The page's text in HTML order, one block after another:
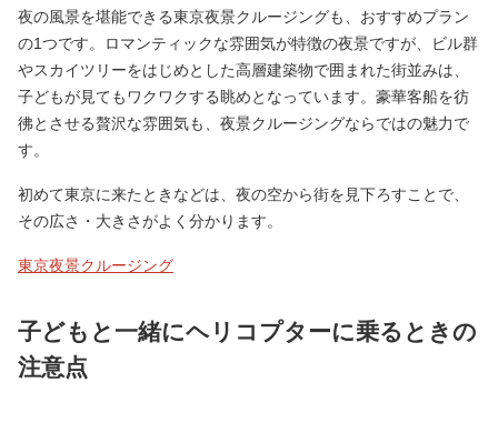
夜の風景を堪能できる東京夜景クルージングも、おすすめプラン
の1つです。ロマンティックな雰囲気が特徴の夜景ですが、ビル群
やスカイツリーをはじめとした高層建築物で囲まれた街並みは、
子どもが見てもワクワクする眺めとなっています。豪華客船を彷
彿とさせる贅沢な雰囲気も、夜景クルージングならではの魅力で
す。
初めて東京に来たときなどは、夜の空から街を見下ろすことで、
その広さ・大きさがよく分かります。
東京夜景クルージング
子どもと一緒にヘリコプターに乗るときの
注意点